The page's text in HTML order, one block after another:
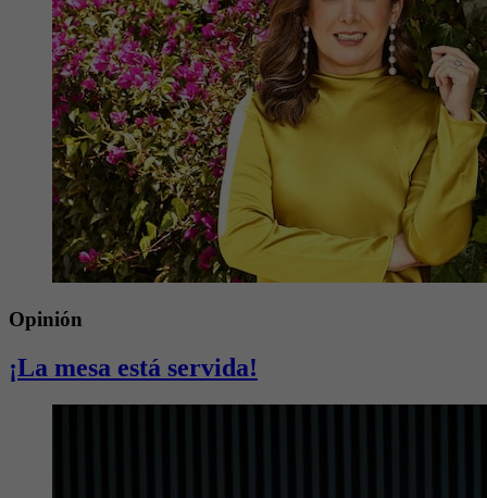
Opinión
¡La mesa está servida!